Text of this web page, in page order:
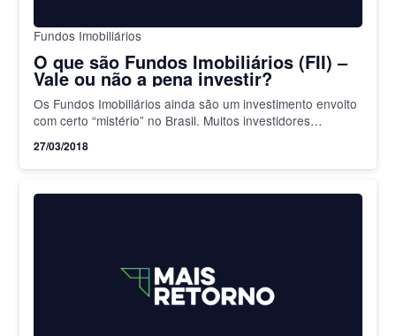
Fundos Imobiliários
O que são Fundos Imobiliários (FII) –
Vale ou não a pena investir?
Os Fundos Imobiliários ainda são um investimento envolto
com certo “mistério” no Brasil. Muitos investidores
acostumados com a…
27/03/2018